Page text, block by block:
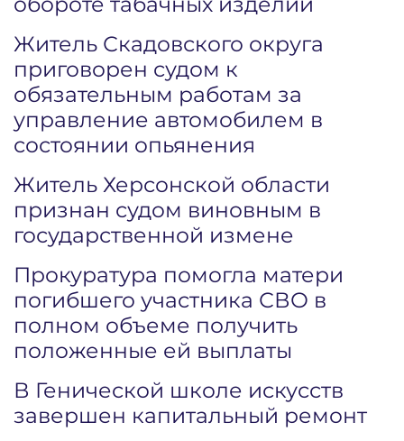
Житель Скадовского округа
приговорен судом к
обязательным работам за
управление автомобилем в
состоянии опьянения
Житель Херсонской области
признан судом виновным в
государственной измене
Прокуратура помогла матери
погибшего участника СВО в
полном объеме получить
положенные ей выплаты
В Генической школе искусств
завершен капитальный ремонт